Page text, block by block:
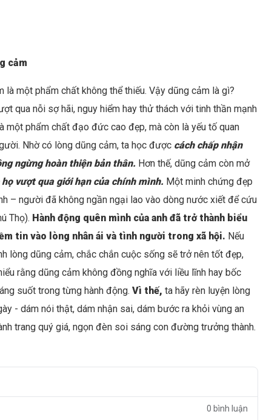
cảm
là một phẩm chất không thể thiếu. Vậy dũng cảm là gì?
qua nỗi sợ hãi, nguy hiểm hay thử thách với tinh thần mạnh
một phẩm chất đạo đức cao đẹp, mà còn là yếu tố quan
Nhờ có lòng dũng cảm, ta học được cách chấp nhận
ngừng hoàn thiện bản thân. Hơn thế, dũng cảm còn mở
họ vượt qua giới hạn của chính mình. Một minh chứng đẹp
– người đã không ngần ngại lao vào dòng nước xiết để cứu
Thọ). Hành động quên mình của anh đã trở thành biểu
tin vào lòng nhân ái và tình người trong xã hội. Nếu
lòng dũng cảm, chắc chắn cuộc sống sẽ trở nên tốt đẹp,
rằng dũng cảm không đồng nghĩa với liều lĩnh hay bốc
suốt trong từng hành động. Vì thế, ta hãy rèn luyện lòng
- dám nói thật, dám nhận sai, dám bước ra khỏi vùng an
trang quý giá, ngọn đèn soi sáng con đường trưởng thành.
0 bình luận